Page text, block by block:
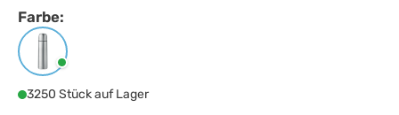
Farbe:
Farbeauswählen
Mattsilber
3250 Stück auf Lager